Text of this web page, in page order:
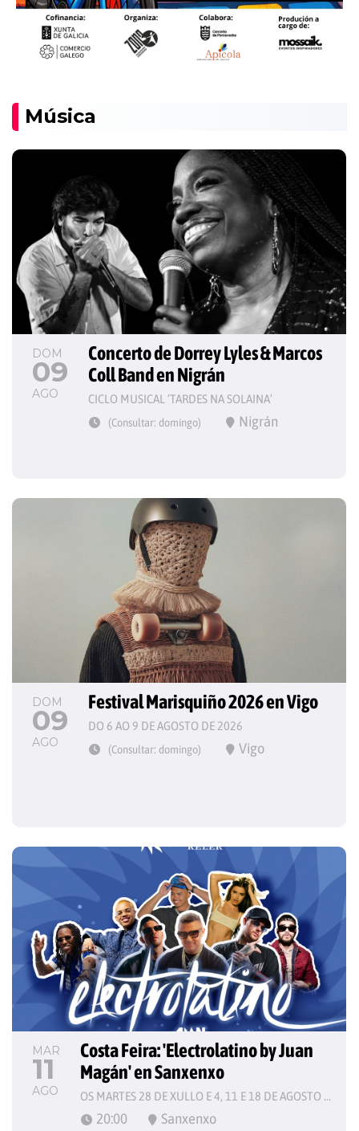
Música
DOM
09
AGO
Concerto de Dorrey Lyles & Marcos
Coll Band en Nigrán
CICLO MUSICAL ‘TARDES NA SOLAINA’
(Consultar: domingo) Nigrán
DOM
09
AGO
Festival Marisquiño 2026 en Vigo
DO 6 AO 9 DE AGOSTO DE 2026
(Consultar: domingo) Vigo
MAR
11
AGO
Costa Feira: 'Electrolatino by Juan
Magán' en Sanxenxo
OS MARTES 28 DE XULLO E 4, 11 E 18 DE AGOSTO DE 2026
20:00 Sanxenxo